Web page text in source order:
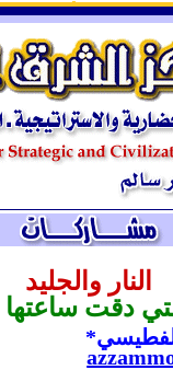
ـ
ـ
النار والجليد
دقت